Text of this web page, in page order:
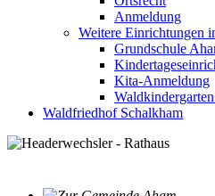
Anmeldung
Weitere Einrichtungen
Grundschule
Kita-Anmeldung
Waldfriedhof Schalkham